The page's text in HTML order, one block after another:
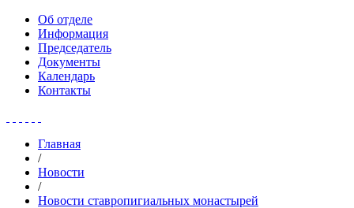
Об отделе
Информация
Председатель
Документы
Календарь
Контакты
Главная
/
Новости
/
Новости ставропигиальных монастырей